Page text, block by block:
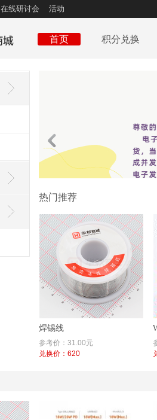
在线研讨会 活动
首页 积分兑换
热门推荐
焊锡线
参考价：31.00元
兑换价：620